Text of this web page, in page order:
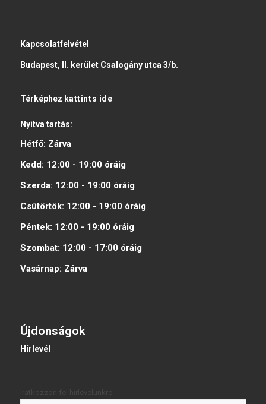
Kapcsolatfelvétel
Budapest, II. kerület Csalogány utca 3/b.
Térképhez kattints ide
Nyitva tartás:
Hétfő: Zárva
Kedd: 12:00 - 19:00 óráig
Szerda: 12:00 - 19:00 óráig
Csütörtök: 12:00 - 19:00 óráig
Péntek: 12:00 - 19:00 óráig
Szombat: 12:00 - 17:00 óráig
Vasárnap: Zárva
Újdonságok
Hírlevél